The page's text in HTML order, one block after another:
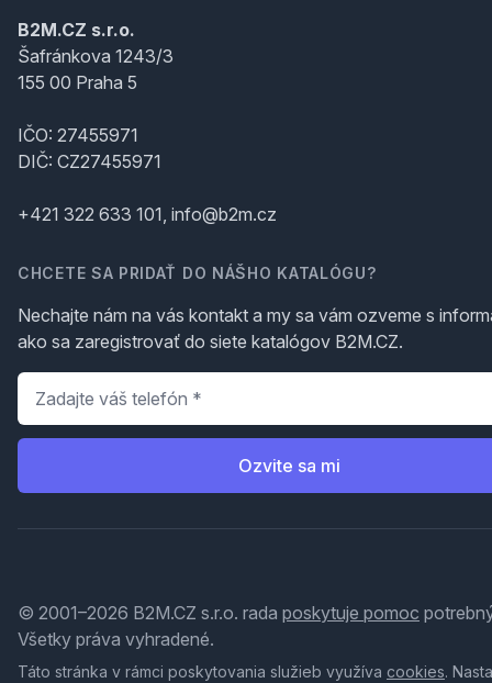
B2M.CZ s.r.o.
Šafránkova 1243/3
155 00 Praha 5
IČO: 27455971
DIČ: CZ27455971
+421 322 633 101, info@b2m.cz
CHCETE SA PRIDAŤ DO NÁŠHO KATALÓGU?
Nechajte nám na vás kontakt a my sa vám ozveme s
ako sa zaregistrovať do siete katalógov B2M.CZ.
Telefón
Ozvite sa mi
© 2001–2026 B2M.CZ s.r.o. rada poskytuje pomoc
Všetky práva vyhradené.
Táto stránka v rámci poskytovania služieb využíva cookies.